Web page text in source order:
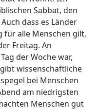
Sabbat, den
dass es Länder
für alle Menschen gilt,
Freitag. An
der Woche war,
wissenschaftliche
bei Menschen
am niedrigsten
Menschen gut